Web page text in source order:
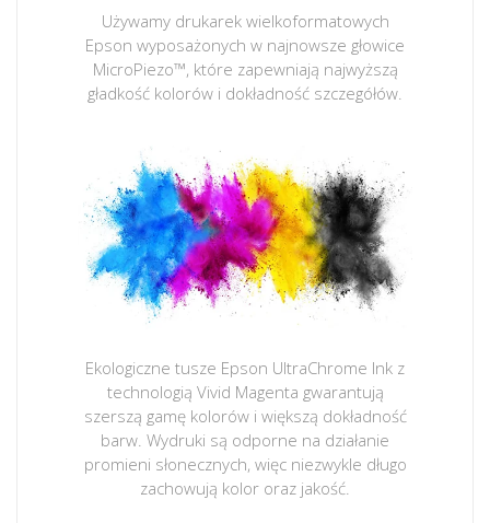
Używamy drukarek wielkoformatowych
Epson wyposażonych w najnowsze głowice
MicroPiezo™, które zapewniają najwyższą
gładkość kolorów i dokładność szczegółów.
Ekologiczne tusze Epson UltraChrome Ink z
technologią Vivid Magenta gwarantują
szerszą gamę kolorów i większą dokładność
barw. Wydruki są odporne na działanie
promieni słonecznych, więc niezwykle długo
zachowują kolor oraz jakość.